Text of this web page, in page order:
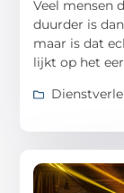
Veel mensen
duurder is
maar is dat
lijkt op het